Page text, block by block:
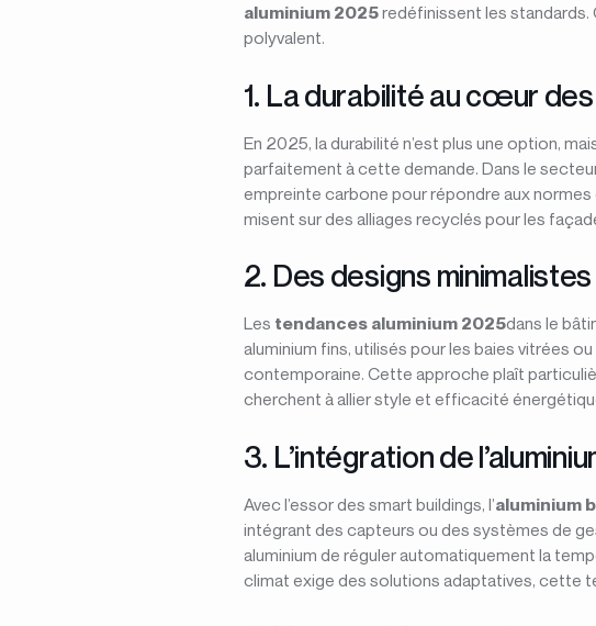
aluminium 2025redéfinissent les standards.
polyvalent.
1. La durabilité au cœur
En 2025, la durabilité n’est plus une option,
parfaitement à cette demande. Dans le secteur
empreinte carbone pour répondre aux
misent sur des alliages recyclés pour les
2. Des designs
Les tendances aluminium 2025dans le
aluminium fins, utilisés pour les baies vitrées
contemporaine. Cette approche plaît
cherchent à allier style et efficacité
3. L’intégration de
Avec l’essor des smart buildings, l’aluminium
intégrant des capteurs ou des systèmes de
aluminium de réguler automatiquement la
climat exige des solutions adaptatives, cette